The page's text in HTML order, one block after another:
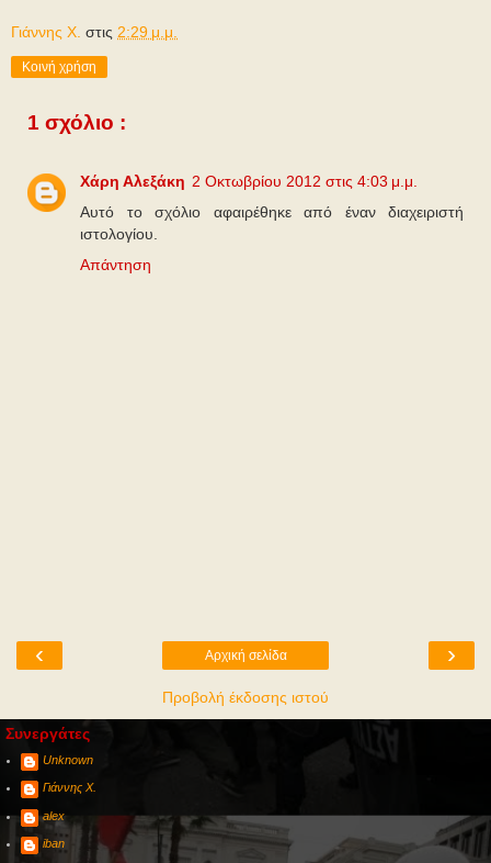
Γιάννης Χ. στις 2:29 μ.μ.
Κοινή χρήση
1 σχόλιο :
Χάρη Αλεξάκη 2 Οκτωβρίου 2012 στις 4:03 μ.μ.
Αυτό το σχόλιο αφαιρέθηκε από έναν διαχειριστή
ιστολογίου.
Απάντηση
‹ ›
Αρχική σελίδα
Προβολή έκδοσης ιστού
Συνεργάτες
Unknown
Γιάννης Χ.
alex
iban